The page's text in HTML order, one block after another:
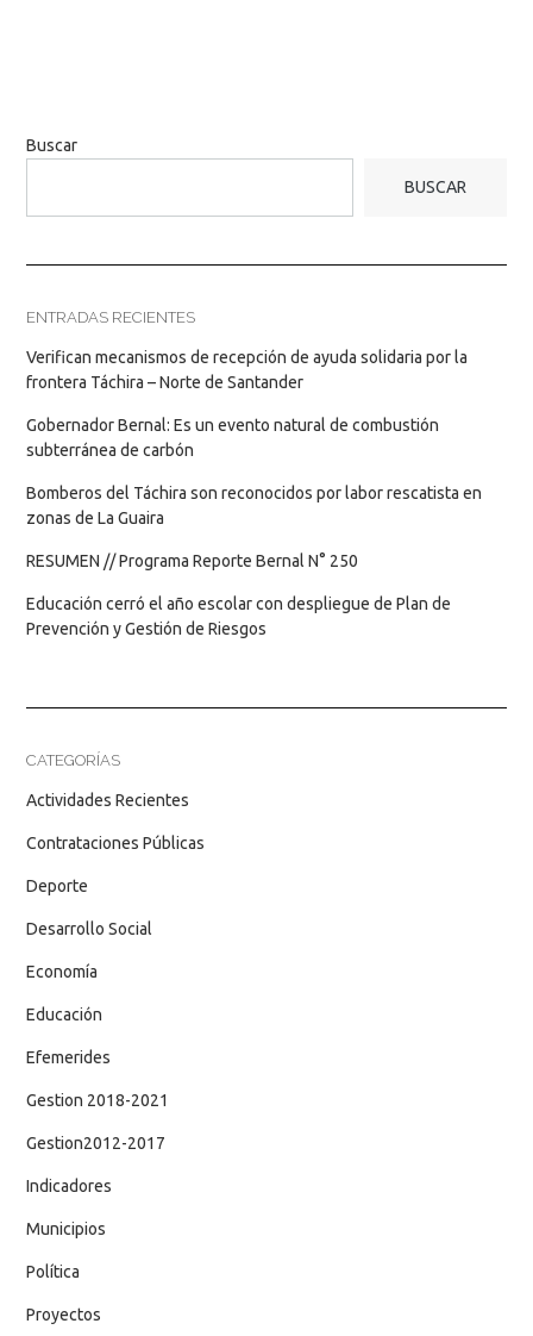
Buscar
BUSCAR
ENTRADAS RECIENTES
Verifican mecanismos de recepción de ayuda solidaria por la
frontera Táchira – Norte de Santander
Gobernador Bernal: Es un evento natural de combustión
subterránea de carbón
Bomberos del Táchira son reconocidos por labor rescatista en
zonas de La Guaira
RESUMEN // Programa Reporte Bernal N° 250
Educación cerró el año escolar con despliegue de Plan de
Prevención y Gestión de Riesgos
CATEGORÍAS
Actividades Recientes
Contrataciones Públicas
Deporte
Desarrollo Social
Economía
Educación
Efemerides
Gestion 2018-2021
Gestion2012-2017
Indicadores
Municipios
Política
Proyectos